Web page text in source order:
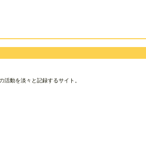
動を淡々と記録するサイト。